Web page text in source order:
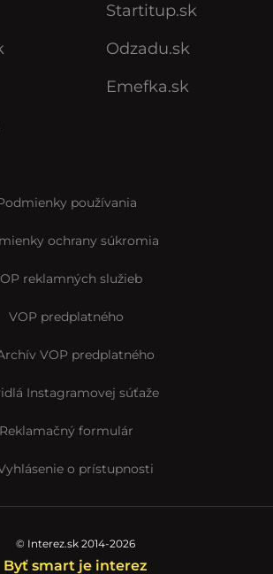
Startitup.sk
Odzadu.sk
Emefka.sk
používania
ochrany súkromia
reklamných služieb
VOP predplatného
VOP predplatného
Instagramovej súťaže
Reklamačný formulár
o prístupnosti
© Interez.sk 2014-2026
Byť smart je interez